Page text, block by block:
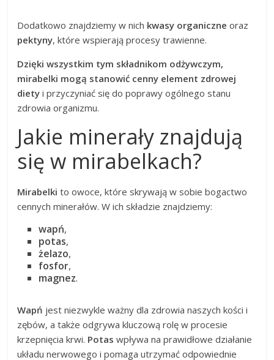
Dodatkowo znajdziemy w nich kwasy organiczne oraz
pektyny, które wspierają procesy trawienne.
Dzięki wszystkim tym składnikom odżywczym,
mirabelki mogą stanowić cenny element zdrowej
diety i przyczyniać się do poprawy ogólnego stanu
zdrowia organizmu.
Jakie minerały znajdują
się w mirabelkach?
Mirabelki to owoce, które skrywają w sobie bogactwo
cennych minerałów. W ich składzie znajdziemy:
wapń,
potas,
żelazo,
fosfor,
magnez.
Wapń jest niezwykle ważny dla zdrowia naszych kości i
zębów, a także odgrywa kluczową rolę w procesie
krzepnięcia krwi. Potas wpływa na prawidłowe działanie
układu nerwowego i pomaga utrzymać odpowiednie